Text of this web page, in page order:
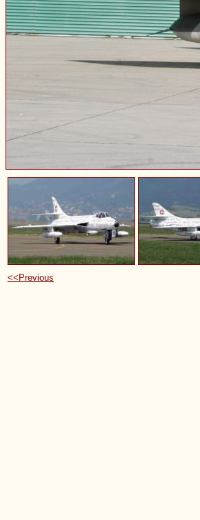
<<Previous